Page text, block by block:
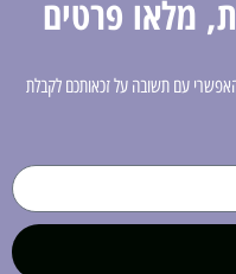
מלאו פרטים
עם תשובה על זכאותכם לקבלת